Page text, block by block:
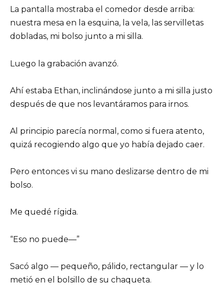
La pantalla mostraba el comedor desde arriba:
nuestra mesa en la esquina, la vela, las servilletas
dobladas, mi bolso junto a mi silla.
Luego la grabación avanzó.
Ahí estaba Ethan, inclinándose junto a mi silla justo
después de que nos levantáramos para irnos.
Al principio parecía normal, como si fuera atento,
quizá recogiendo algo que yo había dejado caer.
Pero entonces vi su mano deslizarse dentro de mi
bolso.
Me quedé rígida.
“Eso no puede—”
Sacó algo — pequeño, pálido, rectangular — y lo
metió en el bolsillo de su chaqueta.